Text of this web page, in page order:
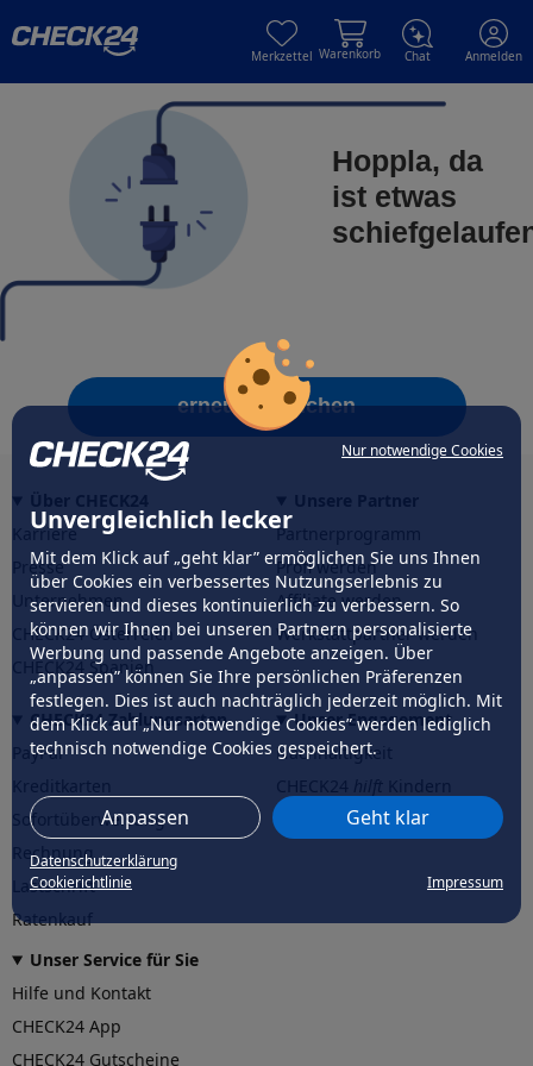
Nur notwendige Cookies
Unvergleichlich lecker
Mit dem Klick auf „geht klar” ermöglichen Sie uns Ihnen
über Cookies ein verbessertes Nutzungserlebnis zu
servieren und dieses kontinuierlich zu verbessern. So
können wir Ihnen bei unseren Partnern personalisierte
Werbung und passende Angebote anzeigen. Über
„anpassen” können Sie Ihre persönlichen Präferenzen
festlegen. Dies ist auch nachträglich jederzeit möglich. Mit
dem Klick auf „Nur notwendige Cookies” werden lediglich
technisch notwendige Cookies gespeichert.
Anpassen Geht klar
Datenschutzerklärung
Cookierichtlinie
Impressum
Merkzettel Warenkorb Chat Anmelden
Hoppla, da
ist etwas
erneut versuchen
Karriere
Presse
Unternehmen
CHECK24 Österreich
CHECK24 Spanien
Partnerprogramm
Profi werden
Affiliate werden
Werkstattpartner werden
CHECK24 Zahlungsarten
PayPal
Sofortüberweisung
Rechnung
Lastschrift
Ratenkauf
Unser Engagement
Nachhaltigkeit
CHECK24hilftder Natur
Unser Service für Sie
Hilfe und Kontakt
CHECK24 App
CHECK24 Gutscheine